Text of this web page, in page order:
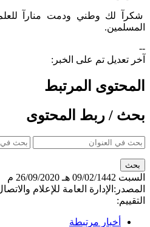
شكرآ لك وطني ودمت منارآ
المسلمين.
--
آخر تعديل تم على الخبر:
المحتوى المرتبط
بحث / ربط المحتوى
السبت 09/02/1442 هـ
26/09/2020 م
المصدر: الإدارة العامة للإعلام
التقييم:
أخبار مرتبطة